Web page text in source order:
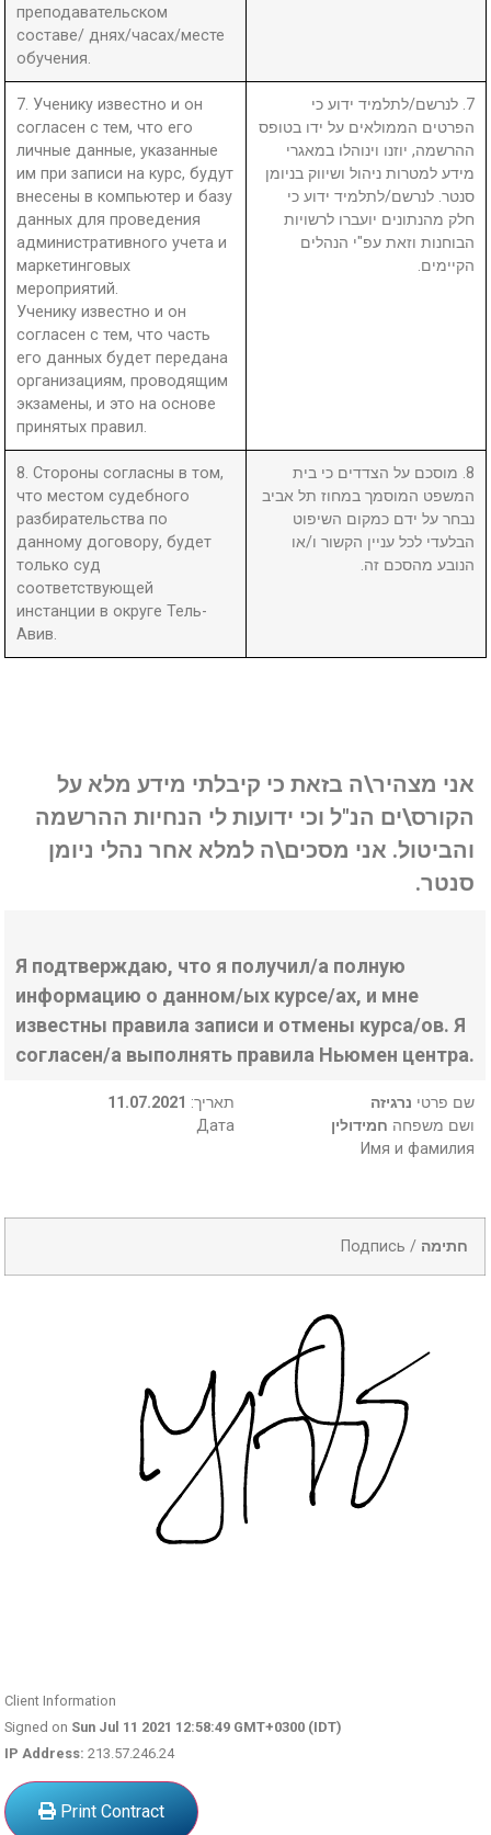
преподавательском
составе/ днях/часах/месте
обучения.
7. Ученику известно и он
согласен с тем, что его
личные данные, указанные
им при записи на курс, будут
внесены в компьютер и базу
данных для проведения
административного учета и
маркетинговых
мероприятий.
Ученику известно и он
согласен с тем, что часть
его данных будет передана
организациям, проводящим
экзамены, и это на основе
принятых правил.
7. לנרשם/לתלמיד ידוע כי
הפרטים הממולאים על ידו בטופס
ההרשמה, יוזנו וינוהלו במאגרי
מידע למטרות ניהול ושיווק בניומן
סנטר. לנרשם/לתלמיד ידוע כי
חלק מהנתונים יועברו לרשויות
הבוחנות וזאת עפ"י הנהלים
הקיימים.
8. Стороны согласны в том,
что местом судебного
разбирательства по
данному договору, будет
только суд
соответствующей
инстанции в округе Тель-
Авив.
8. מוסכם על הצדדים כי בית
המשפט המוסמך במחוז תל אביב
נבחר על ידם כמקום השיפוט
הבלעדי לכל עניין הקשור ו/או
הנובע מהסכם זה.
אני מצהיר\ה בזאת כי קיבלתי מידע מלא על
הקורס\ים הנ"ל וכי ידועות לי הנחיות ההרשמה
והביטול. אני מסכים\ה למלא אחר נהלי ניומן
סנטר.
Я подтверждаю, что я получил/а полную
информацию о данном/ых курсе/ах, и мне
известны правила записи и отмены курса/ов. Я
согласен/а выполнять правила Ньюмен центра.
11.07.2021
:תאריך
Дата
שם פרטי נרגיזה
ושם משפחה חמידולין
Имя и фамилия
Подпись / חתימה
Client Information
Signed on Sun Jul 11 2021 12:58:49 GMT+0300 (IDT)
IP Address: 213.57.246.24
Print Contract